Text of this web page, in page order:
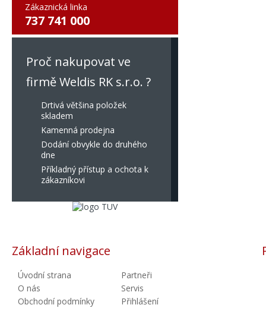
Zákaznická linka
737 741 000
Proč nakupovat ve
firmě Weldis RK s.r.o. ?
Drtivá většina položek
skladem
Kamenná prodejna
Dodání obvykle do druhého
dne
Příkladný přístup a ochota k
zákazníkovi
Základní navigace
Úvodní strana
O nás
Obchodní podmínky
Partneři
Servis
Přihlášení